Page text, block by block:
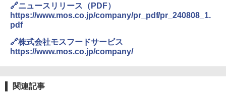
ーフードヌードル 高たんぱく&低糖質 さ
らに塩分控えめ 78g×12個
[山善] スチームオーブンレンジ 省エネ
ーム調理 フラットテーブル トースト機
能 自動メニュー33種 簡単お手入れ ブラ
ック YRZ-WF150TV(B)
🔗ニュースリリース（PDF）
https://www.mos.co.jp/company/pr_pdf/pr_240808_1.
pdf
🔗株式会社モスフードサービス
https://www.mos.co.jp/company/
関連記事